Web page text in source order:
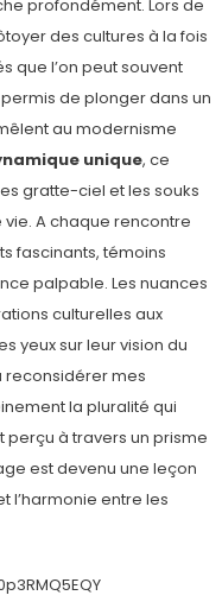
profondément. Lors de
des cultures à la fois
que l’on peut souvent
de plonger dans un
au modernisme
unique, ce
gratte-ciel et les souks
A chaque rencontre
fascinants, témoins
palpable. Les nuances
culturelles aux
yeux sur leur vision du
reconsidérer mes
la pluralité qui
à travers un prisme
est devenu une leçon
l’harmonie entre les